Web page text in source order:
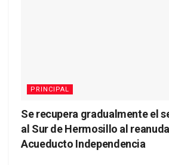
PRINCIPAL
Se recupera gradualmente el
al Sur de Hermosillo al
Acueducto Independencia